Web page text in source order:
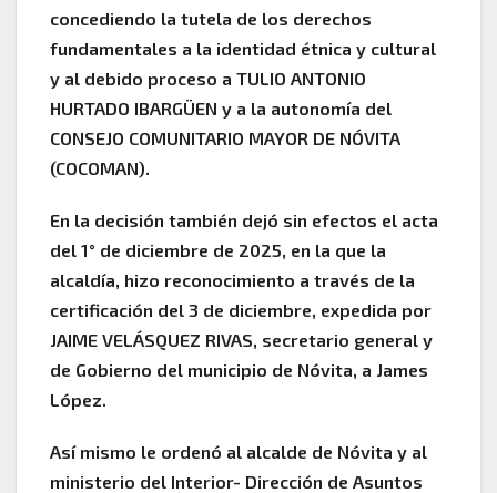
concediendo la tutela de los derechos
fundamentales a la identidad étnica y cultural
y al debido proceso a TULIO ANTONIO
HURTADO IBARGÜEN y a la autonomía del
CONSEJO COMUNITARIO MAYOR DE NÓVITA
(COCOMAN).
En la decisión también dejó sin efectos el acta
del 1° de diciembre de 2025, en la que la
alcaldía, hizo reconocimiento a través de la
certificación del 3 de diciembre, expedida por
JAIME VELÁSQUEZ RIVAS, secretario general y
de Gobierno del municipio de Nóvita, a James
López.
Así mismo le ordenó al alcalde de Nóvita y al
ministerio del Interior- Dirección de Asuntos